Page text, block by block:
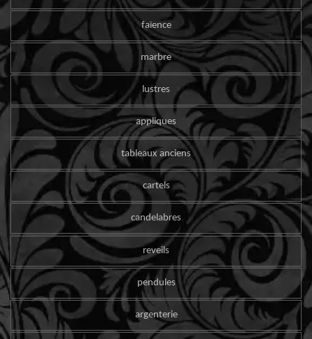
faïence
marbre
lustres
appliques
tableaux anciens
cartels
candelabres
reveils
pendules
argenterie